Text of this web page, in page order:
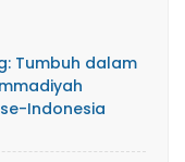
Tumbuh dalam
Indonesia